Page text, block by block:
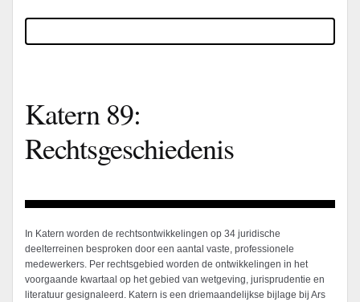
Katern 89:
Rechtsgeschiedenis
In Katern worden de rechtsontwikkelingen op 34 juridische
deelterreinen besproken door een aantal vaste, professionele
medewerkers. Per rechtsgebied worden de ontwikkelingen in het
voorgaande kwartaal op het gebied van wetgeving, jurisprudentie en
literatuur gesignaleerd. Katern is een driemaandelijkse bijlage bij Ars